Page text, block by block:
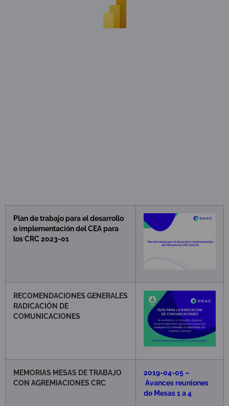
Plan de trabajo para el desarrollo
e implementación del CEA para
los CRC 2023-01
RECOMENDACIONES GENERALES
RADICACIÓN DE
COMUNICACIONES
MEMORIAS MESAS DE TRABAJO
CON AGREMIACIONES CRC
2019-04-05 –
Avances reuniones
de Mesas 1 a 4